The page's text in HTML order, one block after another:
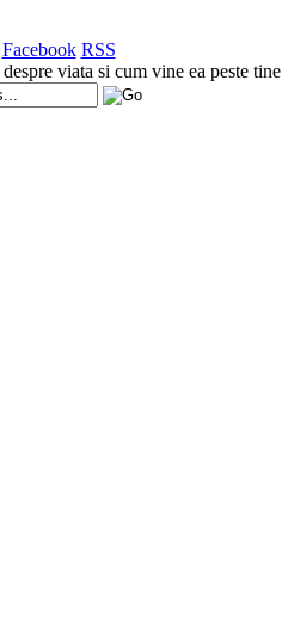
Facebook RSS
despre viata si cum vine ea peste tine